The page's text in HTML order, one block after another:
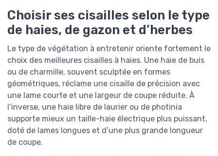
Choisir ses cisailles selon le type
de haies, de gazon et d’herbes
Le type de végétation à entretenir oriente fortement le
choix des meilleures cisailles à haies. Une haie de buis
ou de charmille, souvent sculptée en formes
géométriques, réclame une cisaille de précision avec
une lame courte et une largeur de coupe réduite. À
l’inverse, une haie libre de laurier ou de photinia
supporte mieux un taille-haie électrique plus puissant,
doté de lames longues et d’une plus grande longueur
de coupe.